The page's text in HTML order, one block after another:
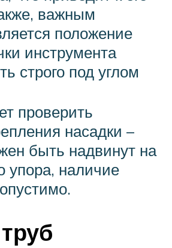
важным
положение
инструмента
строго под углом
проверить
насадки –
быть надвинут на
упора, наличие